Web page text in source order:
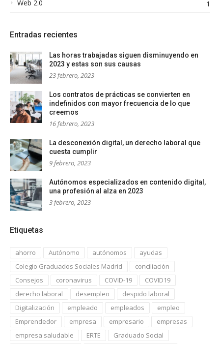
Web 2.0
1
Entradas recientes
Las horas trabajadas siguen disminuyendo en
2023 y estas son sus causas
23 febrero, 2023
Los contratos de prácticas se convierten en
indefinidos con mayor frecuencia de lo que
creemos
16 febrero, 2023
La desconexión digital, un derecho laboral que
cuesta cumplir
9 febrero, 2023
Autónomos especializados en contenido digital,
una profesión al alza en 2023
3 febrero, 2023
Etiquetas
ahorro Autónomo autónomos
ayudas
Colegio Graduados Sociales Madrid
conciliación
Consejos
coronavirus COVID-19
COVID19
derecho laboral
desempleo
despido laboral
Digitalización
empleado empleados
empleo
Emprendedor
empresa empresario
empresas
empresa saludable
ERTE
Graduado Social